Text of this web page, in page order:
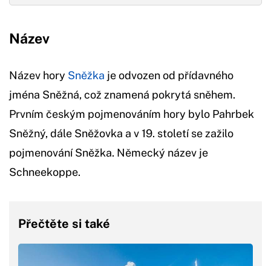
Název
Název hory Sněžka je odvozen od přídavného
jména Sněžná, což znamená pokrytá sněhem.
Prvním českým pojmenováním hory bylo Pahrbek
Sněžný, dále Sněžovka a v 19. století se zažilo
pojmenování Sněžka. Německý název je
Schneekoppe.
Přečtěte si také